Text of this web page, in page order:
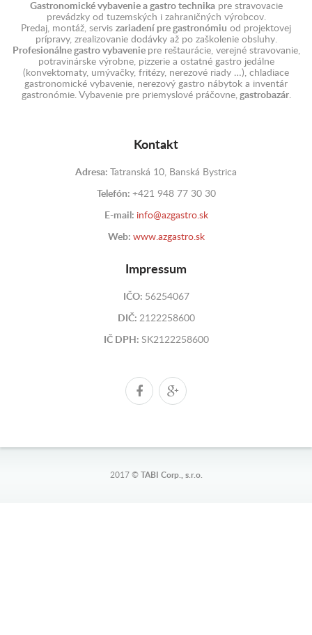
Gastronomické vybavenie a gastro technikapre stravovacie
prevádzky od tuzemských i zahraničných výrobcov.
Predaj, montáž, servis zariadení pre gastronómiu od projektovej
prípravy, zrealizovanie dodávky až po zaškolenie obsluhy.
Profesionálne gastro vybavenie pre reštaurácie, verejné stravovanie,
potravinárske výrobne, pizzerie a ostatné gastro jedálne
(konvektomaty, umývačky, fritézy, nerezové riady …), chladiace
gastronomické vybavenie, nerezový gastro nábytok a inventár
gastronómie. Vybavenie pre priemyslové práčovne,gastrobazár.
Kontakt
Adresa: Tatranská 10, Banská Bystrica
Telefón: +421 948 77 30 30
E-mail: info@azgastro.sk
Web: www.azgastro.sk
Impressum
IČO: 56254067
DIČ: 2122258600
IČ DPH: SK2122258600
2017 © TABI Corp., s.r.o.